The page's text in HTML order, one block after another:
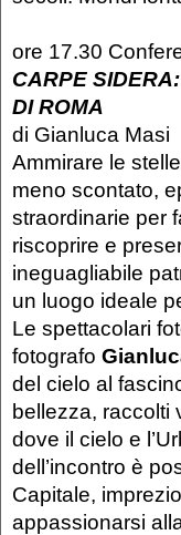
ore 17.30
CARPE
DI ROMA
di Gianluca Masi
Ammirare le
meno scontato,
straordinarie per
riscoprire e
ineguagliabile
un luogo ideale
Le spettacolari
fotografo
del cielo al
bellezza, raccolti
dove il cielo e
dell’incontro è
Capitale,
appassionarsi